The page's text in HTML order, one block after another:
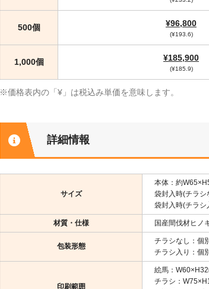
500個 ¥96,800
(¥193.6)
1,000個 ¥185,900
(¥185.9)
※価格表内の「¥」は税込み単価を意味します。
詳細情報
サイズ
本体：約
袋封入時(チラ
袋封入時(チラ
材質・仕様 国産間伐材ヒノ
包装形態
チラシなし：個
チラシ入り：個
印刷範囲
絵馬：
チラシ：